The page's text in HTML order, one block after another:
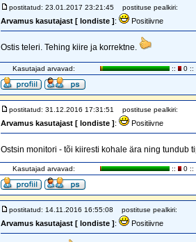
postitatud: 23.01.2017 23:21:45 postituse pealkiri:
Arvamus kasutajast [ londiste ]: Positiivne
Ostis teleri. Tehing kiire ja korrektne.
Kasutajad arvavad: :: 0 ::
postitatud: 31.12.2016 17:31:51 postituse pealkiri:
Arvamus kasutajast [ londiste ]: Positiivne
Ostsin monitori - tõi kiiresti kohale ära ning tundub
Kasutajad arvavad: :: 0 ::
postitatud: 14.11.2016 16:55:08 postituse pealkiri:
Arvamus kasutajast [ londiste ]: Positiivne